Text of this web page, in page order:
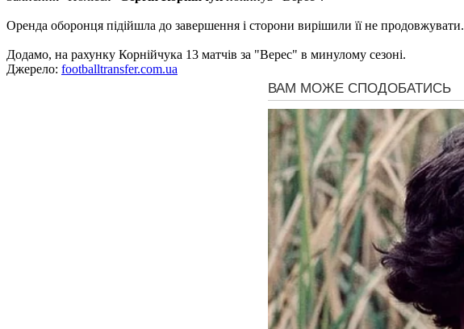
Оренда оборонця підійшла до завершення і сторони вирішили її не продовжувати.
Додамо, на рахунку Корнійчука 13 матчів за "Верес" в минулому сезоні.
Джерело: footballtransfer.com.ua